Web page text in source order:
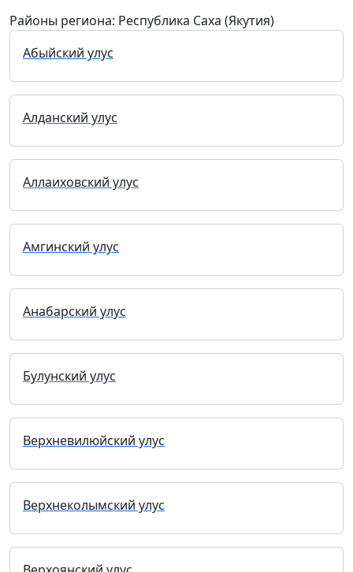
Районы региона: Республика Саха (Якутия)
Абыйский улус
Алданский улус
Аллаиховский улус
Амгинский улус
Анабарский улус
Булунский улус
Верхневилюйский улус
Верхнеколымский улус